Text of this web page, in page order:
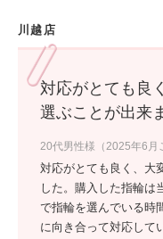
川越店
対応がとても良
選ぶことが出来
20代男性様（2025年6月
対応がとても良く、大
した。購入した指輪は
で指輪を選んでいる時
に向き合って対応して